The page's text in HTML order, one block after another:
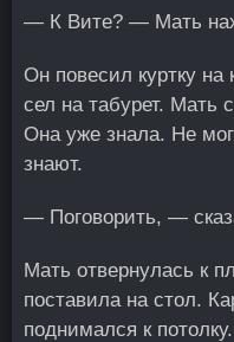
— К Вите? — Мать
Он повесил куртку
сел на табурет. Мать
Она уже знала. Не
знают.
— Поговорить, —
Мать отвернулась к
поставила на стол.
поднимался к